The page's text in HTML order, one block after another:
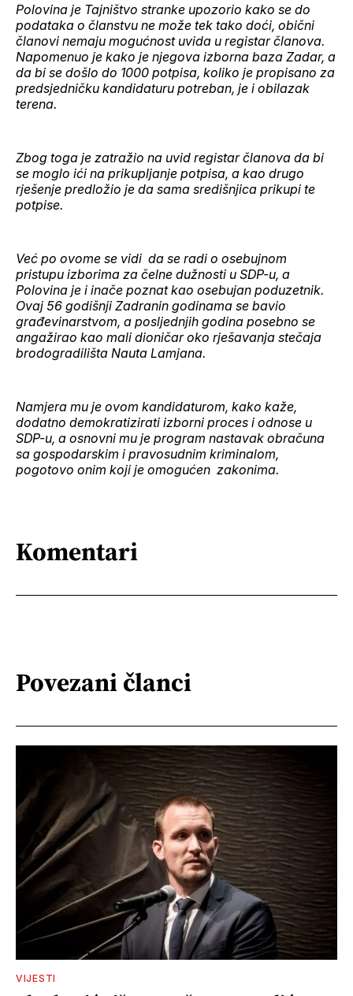
Polovina je Tajništvo stranke upozorio kako se do
podataka o članstvu ne može tek tako doći, obični
članovi nemaju mogućnost uvida u registar članova.
Napomenuo je kako je njegova izborna baza Zadar, a
da bi se došlo do 1000 potpisa, koliko je propisano za
predsjedničku kandidaturu potreban, je i obilazak
terena.
Zbog toga je zatražio na uvid registar članova da bi
se moglo ići na prikupljanje potpisa, a kao drugo
rješenje predložio je da sama središnjica prikupi te
potpise.
Već po ovome se vidi da se radi o osebujnom
pristupu izborima za čelne dužnosti u SDP-u, a
Polovina je i inače poznat kao osebujan poduzetnik.
Ovaj 56 godišnji Zadranin godinama se bavio
građevinarstvom, a posljednjih godina posebno se
angažirao kao mali dioničar oko rješavanja stečaja
brodogradilišta Nauta Lamjana.
Namjera mu je ovom kandidaturom, kako kaže,
dodatno demokratizirati izborni proces i odnose u
SDP-u, a osnovni mu je program nastavak obračuna
sa gospodarskim i pravosudnim kriminalom,
pogotovo onim koji je omogućen zakonima.
Komentari
Povezani članci
VIJESTI